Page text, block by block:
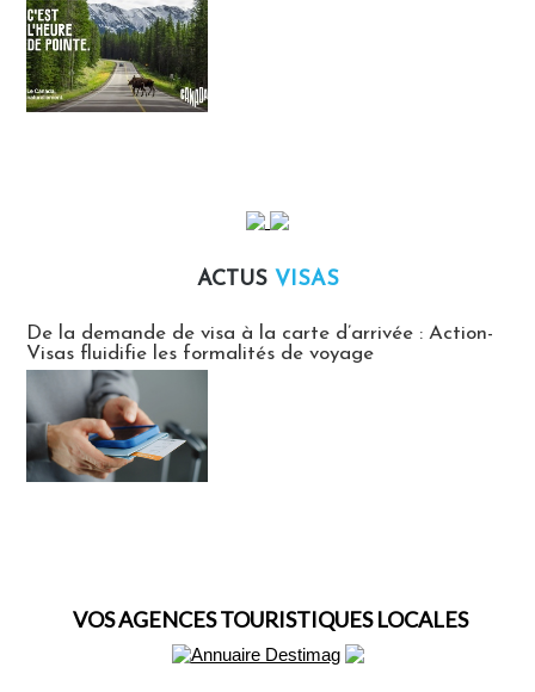
ACTUS VISAS
De la demande de visa à la carte d’arrivée : Action-
Visas fluidifie les formalités de voyage
VOS AGENCES TOURISTIQUES LOCALES